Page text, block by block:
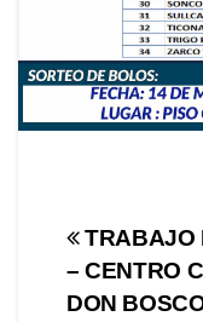
de
TRABAJO
– CENTRO
DON